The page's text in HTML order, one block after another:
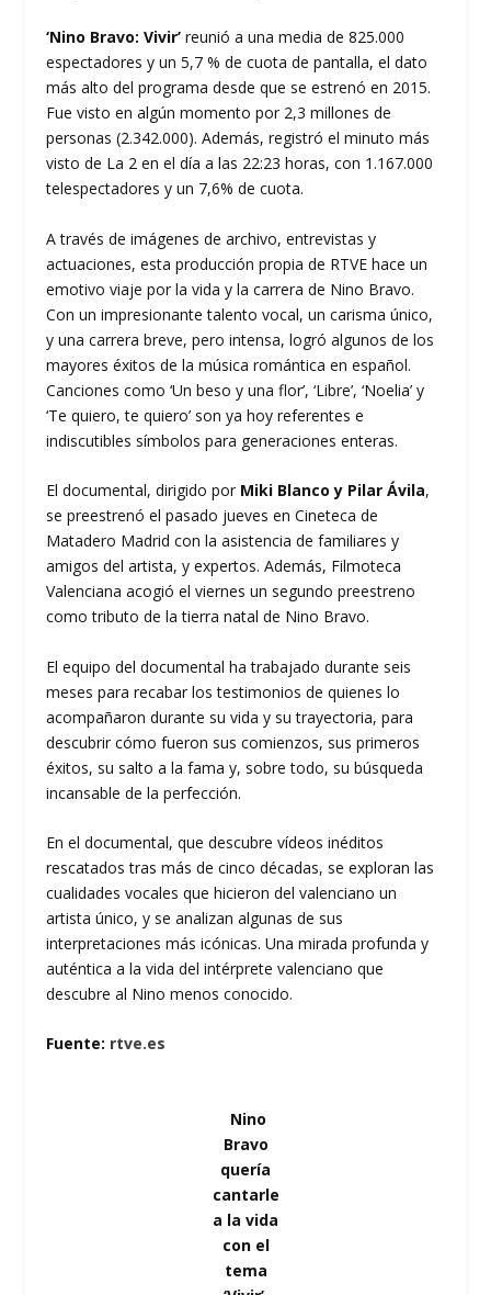
‘Nino Bravo: Vivir’ reunió a una media de 825.000
espectadores y un 5,7 % de cuota de pantalla, el dato
más alto del programa desde que se estrenó en 2015.
Fue visto en algún momento por 2,3 millones de
personas (2.342.000). Además, registró el minuto más
visto de La 2 en el día a las 22:23 horas, con 1.167.000
telespectadores y un 7,6% de cuota.
A través de imágenes de archivo, entrevistas y
actuaciones, esta producción propia de RTVE hace un
emotivo viaje por la vida y la carrera de Nino Bravo.
Con un impresionante talento vocal, un carisma único,
y una carrera breve, pero intensa, logró algunos de los
mayores éxitos de la música romántica en español.
Canciones como ‘Un beso y una flor’, ‘Libre’, ‘Noelia’ y
‘Te quiero, te quiero’ son ya hoy referentes e
indiscutibles símbolos para generaciones enteras.
El documental, dirigido por Miki Blanco y Pilar Ávila,
se preestrenó el pasado jueves en Cineteca de
Matadero Madrid con la asistencia de familiares y
amigos del artista, y expertos. Además, Filmoteca
Valenciana acogió el viernes un segundo preestreno
como tributo de la tierra natal de Nino Bravo.
El equipo del documental ha trabajado durante seis
meses para recabar los testimonios de quienes lo
acompañaron durante su vida y su trayectoria, para
descubrir cómo fueron sus comienzos, sus primeros
éxitos, su salto a la fama y, sobre todo, su búsqueda
incansable de la perfección.
En el documental, que descubre vídeos inéditos
rescatados tras más de cinco décadas, se exploran las
cualidades vocales que hicieron del valenciano un
artista único, y se analizan algunas de sus
interpretaciones más icónicas. Una mirada profunda y
auténtica a la vida del intérprete valenciano que
descubre al Nino menos conocido.
Fuente: rtve.es
Nino
Bravo
quería
cantarle
a la vida
con el
tema